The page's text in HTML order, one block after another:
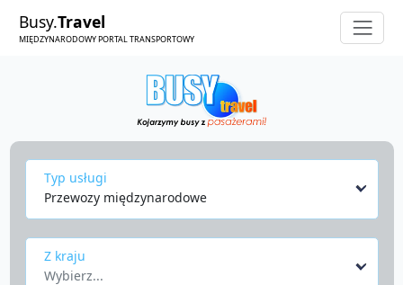
Busy.Travel
MIĘDZYNARODOWY PORTAL TRANSPORTOWY
Typ usługi
Przewozy międzynarodowe
Z kraju
Wybierz...